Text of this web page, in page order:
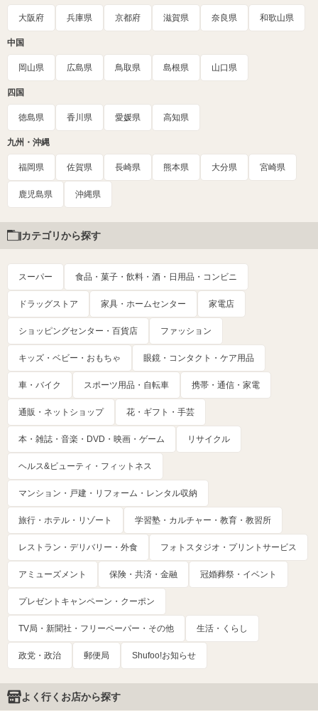
大阪府 兵庫県 京都府 滋賀県 奈良県 和歌山県
中国
岡山県 広島県 鳥取県 島根県 山口県
四国
徳島県 香川県 愛媛県 高知県
九州・沖縄
福岡県 佐賀県 長崎県 熊本県 大分県 宮崎県
鹿児島県 沖縄県
カテゴリから探す
スーパー 食品・菓子・飲料・酒・日用品・コンビニ
ドラッグストア 家具・ホームセンター 家電店
ショッピングセンター・百貨店 ファッション
キッズ・ベビー・おもちゃ 眼鏡・コンタクト・ケア用品
車・バイク スポーツ用品・自転車 携帯・通信・家電
通販・ネットショップ 花・ギフト・手芸
本・雑誌・音楽・DVD・映画・ゲーム リサイクル
ヘルス&ビューティ・フィットネス
マンション・戸建・リフォーム・レンタル収納
旅行・ホテル・リゾート 学習塾・カルチャー・教育・教習所
レストラン・デリバリー・外食 フォトスタジオ・プリントサービス
アミューズメント 保険・共済・金融 冠婚葬祭・イベント
プレゼントキャンペーン・クーポン
TV局・新聞社・フリーペーパー・その他 生活・くらし
政党・政治 郵便局 Shufoo!お知らせ
よく行くお店から探す